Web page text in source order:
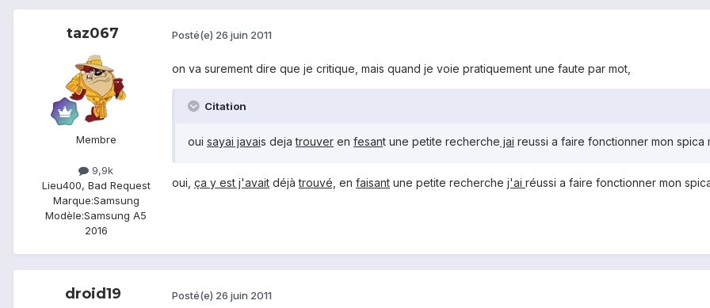
taz067
Membre
9,9k
Lieu400, Bad Request
Marque:Samsung
Modèle:Samsung A5
2016
Posté(e) 26 juin 2011
on va surement dire que je critique, mais quand je voie pratiquement une faute par mot,
Citation
oui sayai javais dejatrouver en fesant une petite recherche jai reussi a faire fonctionner mon spica
oui, ça y est j'avait déjàtrouvé, en faisant une petite recherche j'ai réussi a faire fonctionner mon
droid19 Posté(e) 26 juin 2011